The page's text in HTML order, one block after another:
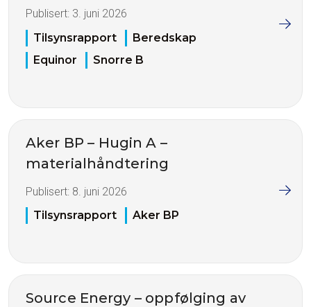
Publisert: 3. juni 2026
Tilsynsrapport
Beredskap
Equinor
Snorre B
Aker BP – Hugin A –
materialhåndtering
Publisert: 8. juni 2026
Tilsynsrapport
Aker BP
Source Energy – oppfølging av